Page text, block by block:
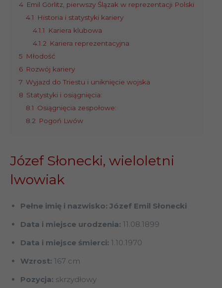
4 Emil Görlitz, pierwszy Ślązak w reprezentacji Polski
4.1
Historia i statystyki kariery
4.1.1
Kariera klubowa
4.1.2 Kariera reprezentacyjna
5 Młodość
6 Rozwój kariery
7 Wyjazd do Triestu i uniknięcie wojska
8 Statystyki i osiągnięcia:
8.1 Osiągnięcia zespołowe:
8.2 Pogoń Lwów
Józef Słonecki, wieloletni
lwowiak
Pełne imię i nazwisko: Józef Emil Słonecki
Data i miejsce urodzenia: 11.08.1899
Data i miejsce śmierci: 1.10.1970
Wzrost: 167 cm
Pozycja: skrzydłowy